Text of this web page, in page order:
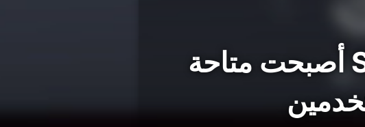
خاصية Steam Game Recording أصبحت متاحة